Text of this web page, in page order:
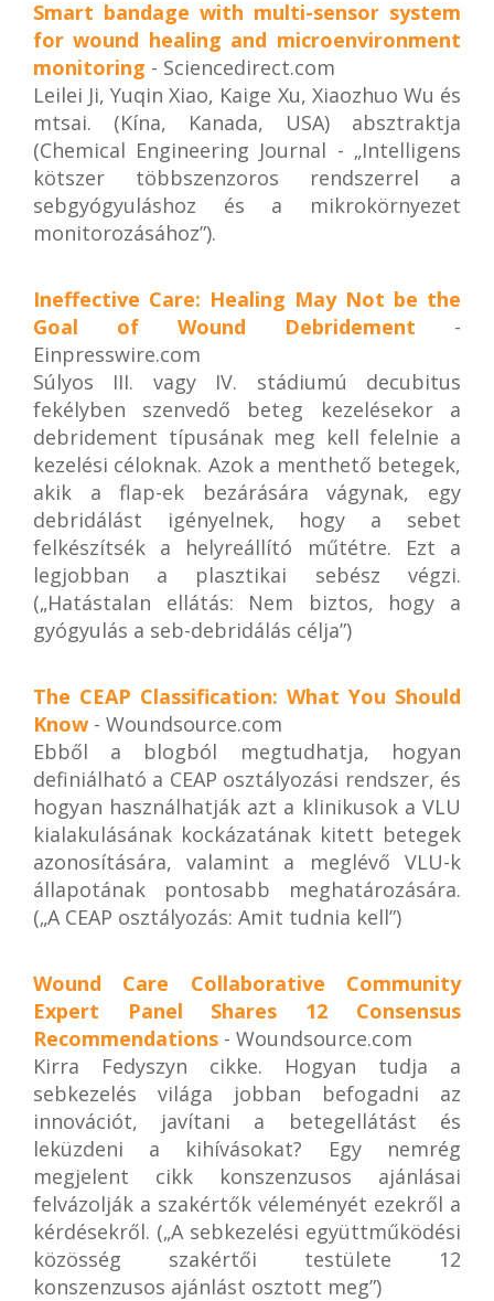
Smart bandage with multi-sensor system
for wound healing and microenvironment
monitoring - Sciencedirect.com
Leilei Ji, Yuqin Xiao, Kaige Xu, Xiaozhuo Wu és
mtsai. (Kína, Kanada, USA) absztraktja
(Chemical Engineering Journal - „Intelligens
kötszer többszenzoros rendszerrel a
sebgyógyuláshoz és a mikrokörnyezet
monitorozásához”).
Ineffective Care: Healing May Not be the
Goal of Wound Debridement -
Einpresswire.com
Súlyos III. vagy IV. stádiumú decubitus
fekélyben szenvedő beteg kezelésekor a
debridement típusának meg kell felelnie a
kezelési céloknak. Azok a menthető betegek,
akik a flap-ek bezárására vágynak, egy
debridálást igényelnek, hogy a sebet
felkészítsék a helyreállító műtétre. Ezt a
legjobban a plasztikai sebész végzi.
(„Hatástalan ellátás: Nem biztos, hogy a
gyógyulás a seb-debridálás célja”)
The CEAP Classification: What You Should
Know - Woundsource.com
Ebből a blogból megtudhatja, hogyan
definiálható a CEAP osztályozási rendszer, és
hogyan használhatják azt a klinikusok a VLU
kialakulásának kockázatának kitett betegek
azonosítására, valamint a meglévő VLU-k
állapotának pontosabb meghatározására.
(„A CEAP osztályozás: Amit tudnia kell”)
Wound Care Collaborative Community
Expert Panel Shares 12 Consensus
Recommendations - Woundsource.com
Kirra Fedyszyn cikke. Hogyan tudja a
sebkezelés világa jobban befogadni az
innovációt, javítani a betegellátást és
leküzdeni a kihívásokat? Egy nemrég
megjelent cikk konszenzusos ajánlásai
felvázolják a szakértők véleményét ezekről a
kérdésekről. („A sebkezelési együttműködési
közösség szakértői testülete 12
konszenzusos ajánlást osztott meg”)